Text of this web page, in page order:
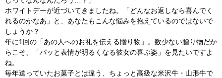
ホワイトデーが近づいてきましたね。「どんなお返しなら喜んでく
れるのかなあ」と、あなたもこんな悩みを抱えているのではないで
しょうか？
年に1回の「あの人へのお礼を伝える贈り物」。数少ない贈り物だか
らこそ、「パッと表情が明るくなる彼女の喜ぶ姿」を見たいですよ
ね。
毎年送っていたお菓子とは違う、ちょっと高級な米沢牛・山形牛で